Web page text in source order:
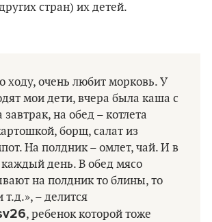
стран) их детей.
ходу, очень любит морковь. У
мои дети, вчера была каша с
завтрак, на обед – котлета
борщ, салат из
На полдник – омлет, чай. И в
день. В обед мясо
на полдник то блины, то
т.д.», – делится
, ребенок которой тоже